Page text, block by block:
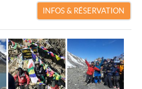
INFOS & RÉSERVATION